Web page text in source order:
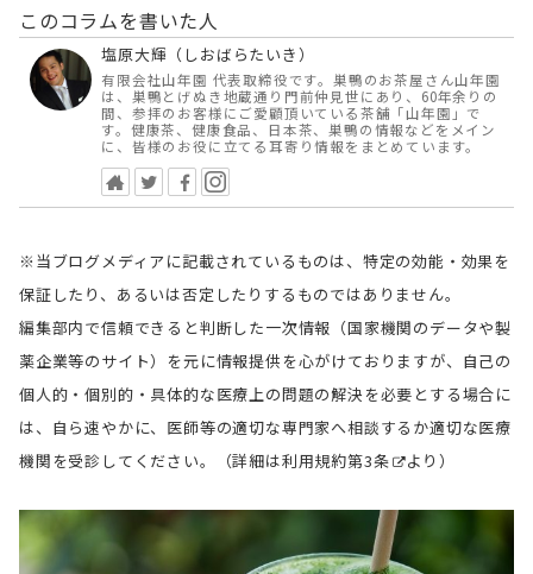
このコラムを書いた人
塩原大輝（しおばらたいき）
有限会社山年園 代表取締役です。巣鴨のお茶屋さん山年園
は、巣鴨とげぬき地蔵通り門前仲見世にあり、60年余りの
間、参拝のお客様にご愛顧頂いている茶舗「山年園」で
す。健康茶、健康食品、日本茶、巣鴨の情報などをメイン
に、皆様のお役に立てる耳寄り情報をまとめています。
※当ブログメディアに記載されているものは、特定の効能・効果を
保証したり、あるいは否定したりするものではありません。
編集部内で信頼できると判断した一次情報（国家機関のデータや製
薬企業等のサイト）を元に情報提供を心がけておりますが、自己の
個人的・個別的・具体的な医療上の問題の解決を必要とする場合に
は、自ら速やかに、医師等の適切な専門家へ相談するか適切な医療
機関を受診してください。（詳細は利用規約第3条 より）